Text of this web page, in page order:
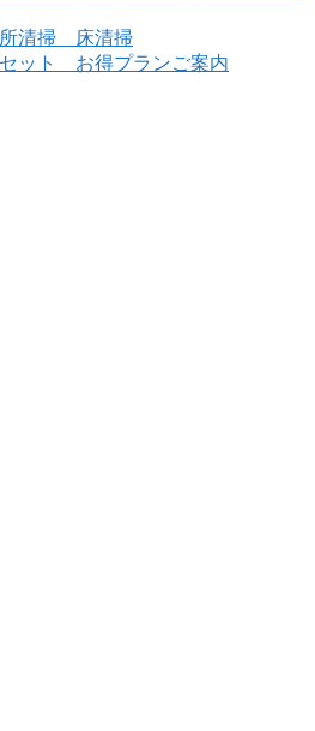
清掃 床清掃
セット お得プランご案内